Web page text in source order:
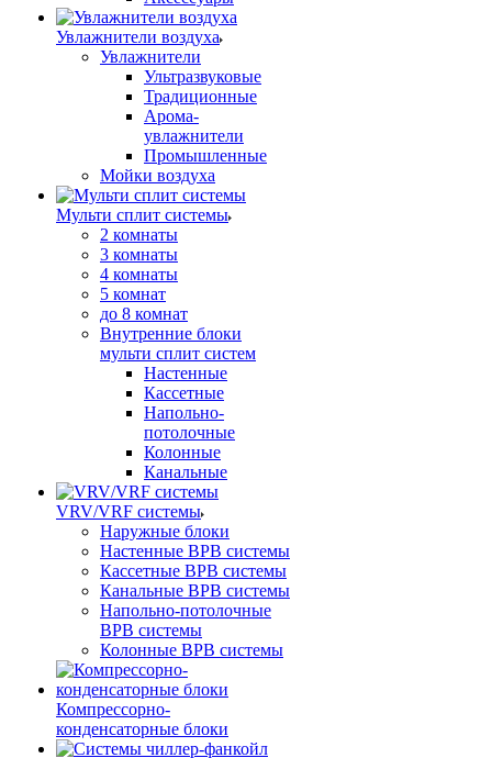
Увлажнители воздуха
Увлажнители
Ультразвуковые
Традиционные
Арома-
увлажнители
Промышленные
Мойки воздуха
Мульти сплит системы
2 комнаты
3 комнаты
4 комнаты
5 комнат
до 8 комнат
Внутренние блоки
мульти сплит систем
Настенные
Кассетные
Напольно-
потолочные
Колонные
Канальные
VRV/VRF системы
Наружные блоки
Настенные ВРВ системы
Кассетные ВРВ системы
Канальные ВРВ системы
Напольно-потолочные
ВРВ системы
Колонные ВРВ системы
Компрессорно-
конденсаторные блоки